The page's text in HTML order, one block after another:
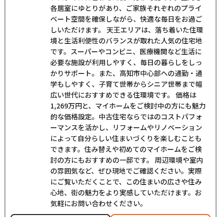
各居室にゆとりがあり、ご家族それぞれのプライ
ベート空間を確保しながら、快適な毎日をお過ご
しいただけます。 天王エリアは、落ち着いた住環
境と生活利便性のバランスが取れた人気の住宅地
です。スーパーやコンビニ、医療機関など生活に
必要な施設が利用しやすく、毎日の暮らしをしっ
かりサポート。また、高知市中心部への通勤・通
学もしやすく、子育て世帯からシニア世帯まで幅
広い世代におすすめできる住環境です。 価格は
1,269万円と、マイホームをご検討中の方にも魅力
的な価格設定。中古住宅ならではのコストパフォ
ーマンスを活かし、リフォームやリノベーション
によって自分らしい住まいづくりを楽しむことも
できます。住み替えや初めてのマイホームをご検
討の方にもおすすめの一邸です。 周辺環境や室内
の雰囲気など、ぜひ現地でご確認ください。実際
にご覧いただくことで、この住まいの広さや住み
心地、街の魅力をより実感していただけます。お
気軽にお問い合わせください。